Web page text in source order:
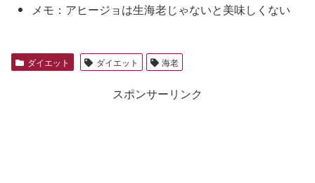
メモ：アヒージョは生海老じゃないと美味しくない
ダイエット ダイエット 海老
スポンサーリンク